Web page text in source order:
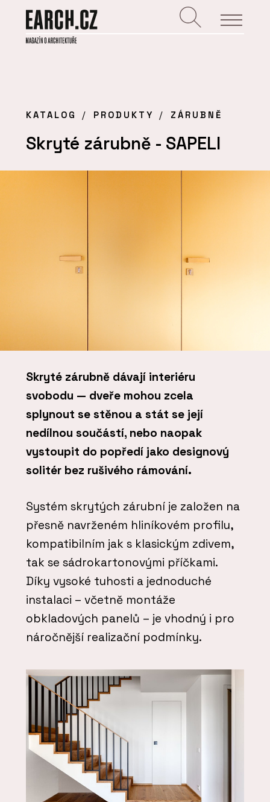
KATALOG PRODUKTY ZÁRUBNĚ
Skryté zárubně - SAPELI
Skryté zárubně dávají interiéru
svobodu — dveře mohou zcela
splynout se stěnou a stát se její
nedílnou součástí, nebo naopak
vystoupit do popředí jako designový
solitér bez rušivého rámování.
Systém skrytých zárubní je založen na
přesně navrženém hliníkovém profilu,
kompatibilním jak s klasickým zdivem,
tak se sádrokartonovými příčkami.
Díky vysoké tuhosti a jednoduché
instalaci – včetně montáže
obkladových panelů – je vhodný i pro
náročnější realizační podmínky.